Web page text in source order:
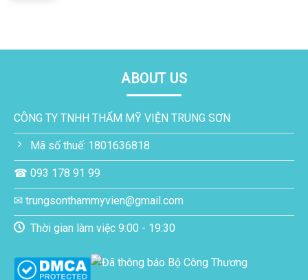
ABOUT US
CÔNG TY TNHH THẨM MỸ VIỆN TRUNG SƠN
Mã số thuế: 1801636818
☎ 093 178 91 99
✉ trungsonthammyvien@gmail.com
Thời gian làm việc 9:00 - 19:30